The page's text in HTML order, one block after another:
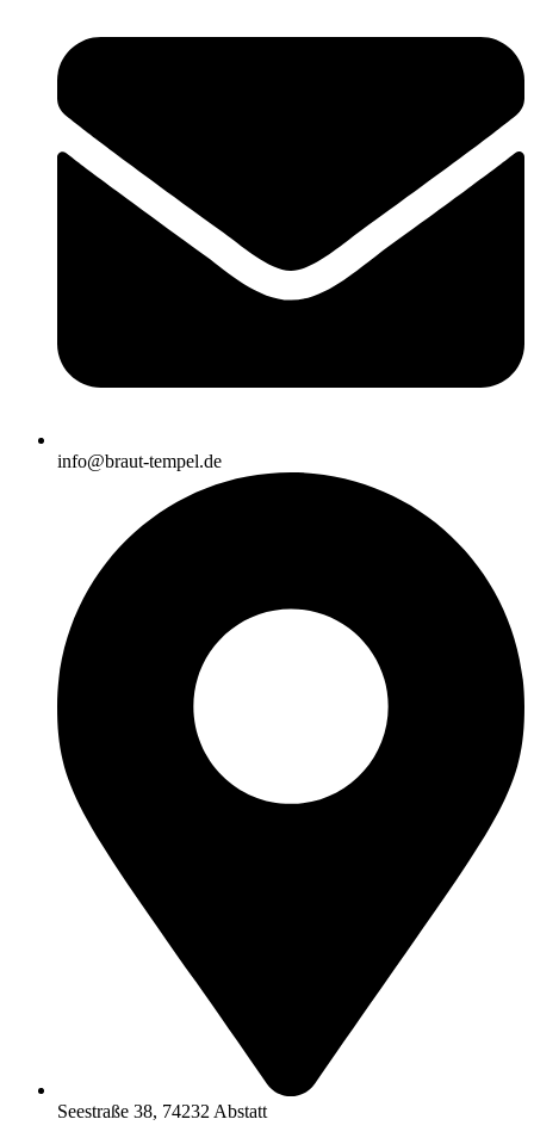
info@braut-tempel.de
Seestraße 38, 74232 Abstatt